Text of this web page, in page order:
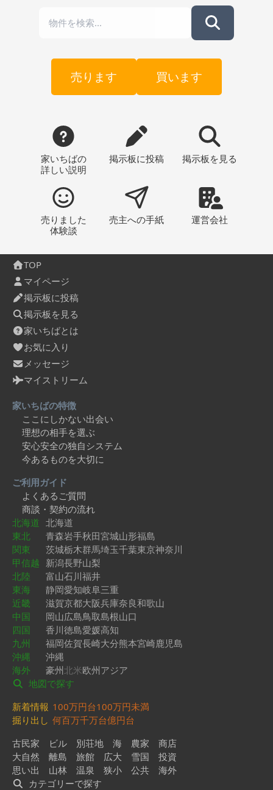
売ります 買います
家いちばの
詳しい説明
掲示板に投稿 掲示板 を見る
売りました
体験談
売主への手紙 運営会社
TOP
マイページ
掲示板に投稿
掲示板を見る
家いちばとは
お気に入り
メッセージ
マイストリーム
家いちばの特徴
ここにしかない出会い
理想の相手を選ぶ
安心安全の独自システム
今あるものを大切に
ご利用ガイド
よくあるご質問
商談・契約の流れ
北海道 北海道
東北
青森岩手秋田宮城山形福島
関東
茨城栃木群馬埼玉千葉東京神奈川
甲信越 新潟長野山梨
北陸
富山石川福井
東海
静岡愛知岐阜三重
近畿
滋賀京都大阪兵庫奈良和歌山
中国
岡山広島鳥取島根山口
四国
香川徳島愛媛高知
九州
福岡佐賀長崎大分熊本宮崎鹿児島
沖縄
沖縄
海外
豪州北米欧州アジア
地図で探す
新着情報 100万円台100万円未満
掘り出し 何百万千万台億円台
古民家
ビル 別荘地 海 農家
商店
大自然
離島 旅館 広大 雪国
投資
思い出
山林 温泉 狭小 公共
海外
カテゴリーで探す